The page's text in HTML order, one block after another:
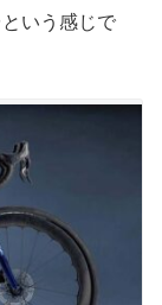
いう感じで